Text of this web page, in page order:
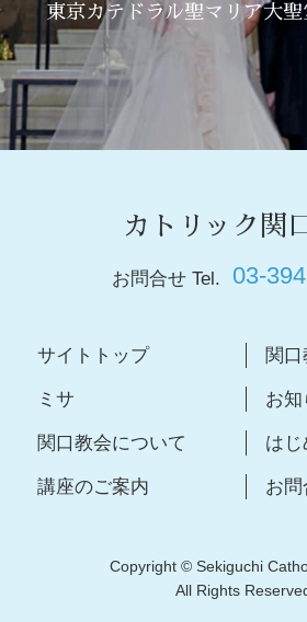
東京カテドラル聖マリア大
カトリック関
お問合せ Tel. 03-
サイトトップ 関
ミサ お
関口教会について は
講座のご案内 お
Copyright © Sekiguchi
All Rights